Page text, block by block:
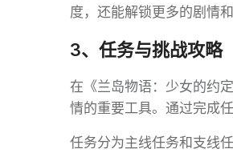
度，还能解锁更多的剧情和
3、任务与挑战攻略
在《兰岛物语：少女的约
情的重要工具。通过完成
任务分为主线任务和支线